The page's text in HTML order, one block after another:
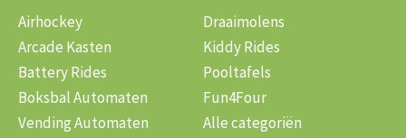
Airhockey
Arcade Kasten
Battery Rides
Boksbal Automaten
Vending Automaten
Draaimolens
Kiddy Rides
Pooltafels
Fun4Four
Alle categoriën